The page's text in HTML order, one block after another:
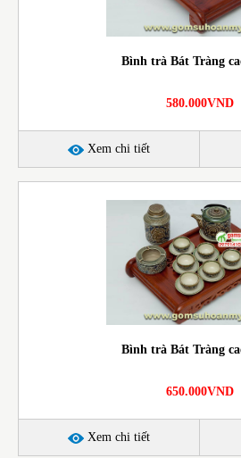
Bình trà Bát Tràng
580.000VND
Xem chi tiết
Bình trà Bát Tràng
650.000VND
Xem chi tiết